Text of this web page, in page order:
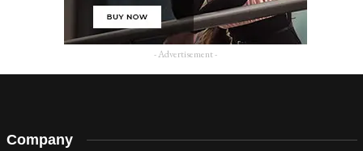
- Advertisement -
Company